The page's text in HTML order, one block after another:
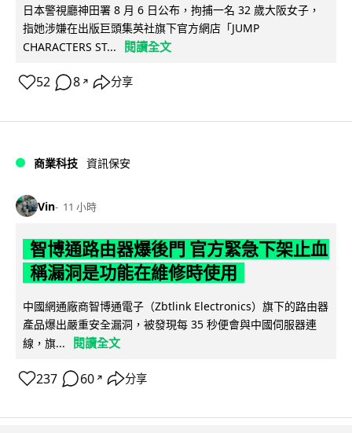
日本警視廳神田署 8 月 6 日公布，拘捕一名 32 歲大阪女子，
指她涉嫌在出版巨頭集英社旗下官方網店「JUMP
CHARACTERS ST...
閱讀全文
52 8 ↗ 分享
商業科技 資訊保安
Vin 11 小時
智博通路由器爆後門 官方緊急下架止血
稱漏洞是功能在維修時使用
中國網通廠商智博通電子（Zbtlink Electronics）旗下的路由器
產品爆出嚴重安全漏洞，被發現每 35 秒便會與中國伺服器連
線，旗...
閱讀全文
237 60 ↗ 分享